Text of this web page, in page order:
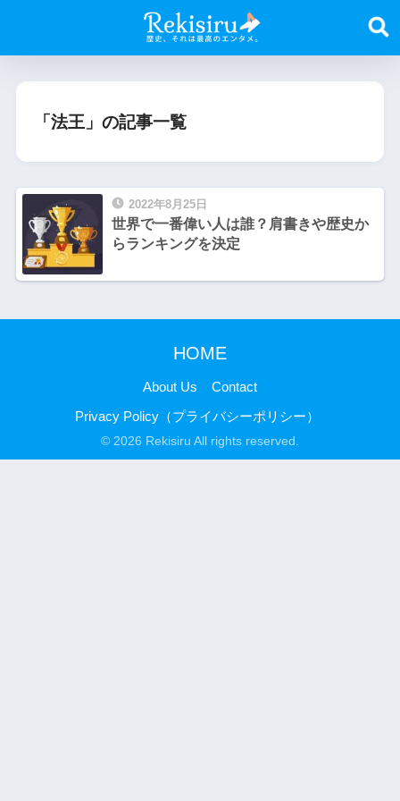
「法王」の記事一覧
2022年8月25日
世界で一番偉い人は誰？肩書きや歴史か
らランキングを決定
HOME
About Us Contact
Privacy Policy（プライバシーポリシー）
© 2026 Rekisiru All rights reserved.